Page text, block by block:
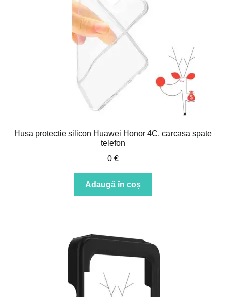
Husa protectie silicon Huawei Honor 4C, carcasa spate
telefon
0 €
Adaugă în coș